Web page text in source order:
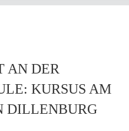
AN DER
KURSUS AM
DILLENBURG